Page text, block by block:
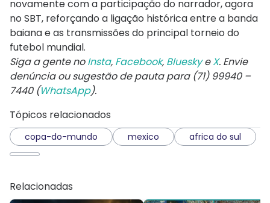
novamente com a participação do narrador, agora
no SBT, reforçando a ligação histórica entre a banda
baiana e as transmissões do principal torneio do
futebol mundial.
Siga a gente noInsta, Facebook, BlueskyeX. Envie
denúncia ou sugestão de pauta para (71) 99940 –
7440 (WhatsApp).
Tópicos relacionados
copa-do-mundo mexico africa do sul
Relacionadas